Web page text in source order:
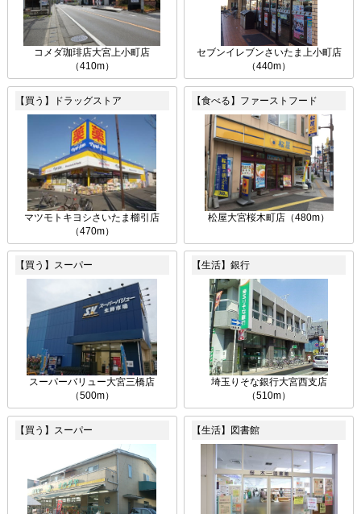
コメダ珈琲店大宮上小町店
（410m）
セブンイレブンさいたま上小町店
（440m）
【買う】ドラッグストア
マツモトキヨシさいたま櫛引店
（470m）
【食べる】ファーストフード
松屋大宮桜木町店（480m）
【買う】スーパー
スーパーバリュー大宮三橋店
（500m）
【生活】銀行
埼玉りそな銀行大宮西支店
（510m）
【買う】スーパー 【生活】図書館